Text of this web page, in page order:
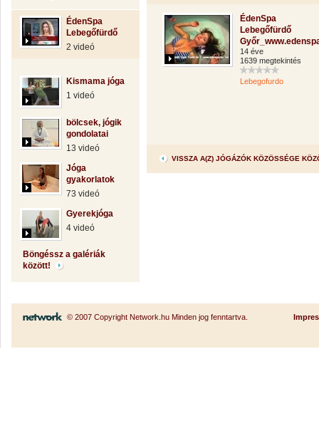
ÉdenSpa
Lebegőfürdő
2 videó
Kismama jóga
1 videó
bölcsek, jógik
gondolatai
13 videó
Jóga
gyakorlatok
73 videó
Gyerekjóga
4 videó
Böngéssz a galériák
között!
ÉdenSpa
Lebegőfürdő
14 éve
1639 megtekintés
Lebegofurdo
VISSZA A(Z) JÓGÁZÓK KÖZÖSSÉGE
© 2007 Copyright Network.hu Minden jog fenntartva.